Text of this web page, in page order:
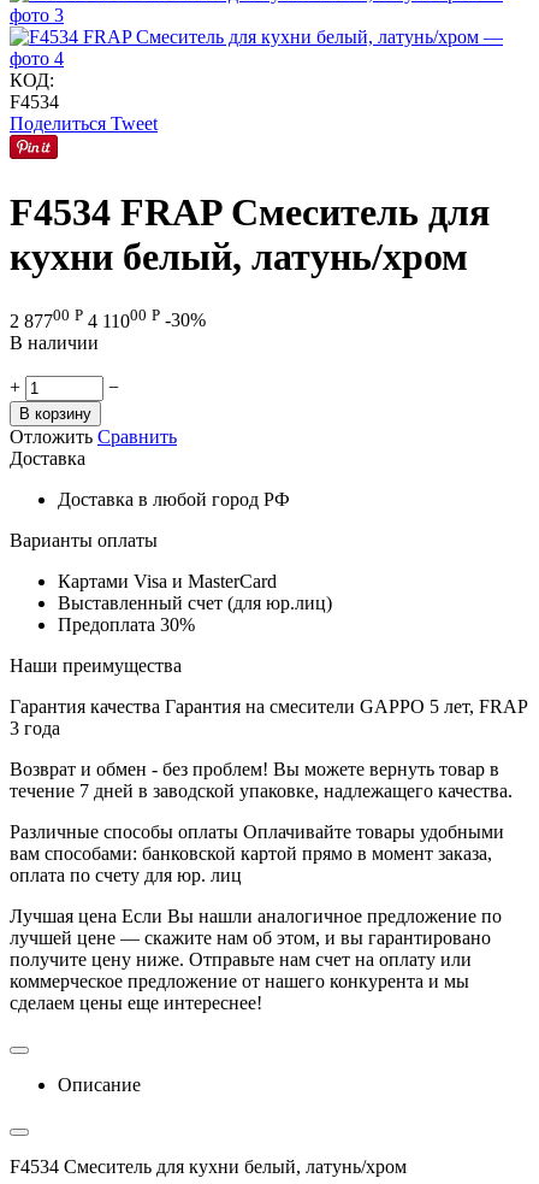
КОД:
F4534
Поделиться Tweet
F4534 FRAP Смеситель для
кухни белый, латунь/хром
2 87700 Р 4 11000 Р -30%
В наличии
+ −
В корзину
Отложить Сравнить
Доставка
Доставка в любой город РФ
Варианты оплаты
Картами Visa и MasterCard
Выставленный счет (для юр.лиц)
Предоплата 30%
Наши преимущества
Гарантия качества Гарантия на смесители GAPPO 5 лет, FRAP
3 года
Возврат и обмен - без проблем! Вы можете вернуть товар в
течение 7 дней в заводской упаковке, надлежащего качества.
Различные способы оплаты Оплачивайте товары удобными
вам способами: банковской картой прямо в момент заказа,
оплата по счету для юр. лиц
Лучшая цена Если Вы нашли аналогичное предложение по
лучшей цене — скажите нам об этом, и вы гарантировано
получите цену ниже. Отправьте нам счет на оплату или
коммерческое предложение от нашего конкурента и мы
сделаем цены еще интереснее!
Описание
F4534 Смеситель для кухни белый, латунь/хром